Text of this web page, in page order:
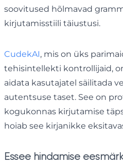
soovitused hõlmavad
kirjutamisstiili täiustusi.
CudekAI, mis on üks
tehisintellekti kontrollijaid,
aidata kasutajatel säilitada
autentsuse taset. See on
kogukonnas kirjutamise
hoiab see kirjanikke
Essee hindamise